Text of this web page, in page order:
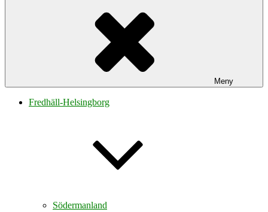
Meny
Fredhäll-Helsingborg
Södermanland